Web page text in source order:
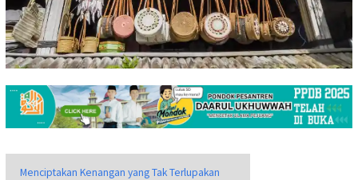
Menciptakan Kenangan yang Tak Terlupakan